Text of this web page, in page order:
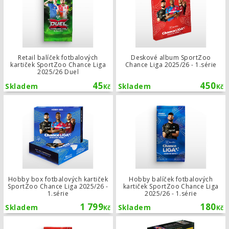
Retail balíček fotbalových
kartiček SportZoo Chance Liga
2025/26 Duel
45Kč
Skladem
Deskové album SportZoo
Chance Liga 2025/26 - 1.série
450Kč
Skladem
Hobby box fotbalových kartiček
SportZoo Chance Liga 2025/26 -
1.série
1 799Kč
Skladem
Hobby balíček fotbalových
kartiček SportZoo Chance Liga
2025/26 - 1.série
180Kč
Skladem
Retail balíček fotbalových kartiček